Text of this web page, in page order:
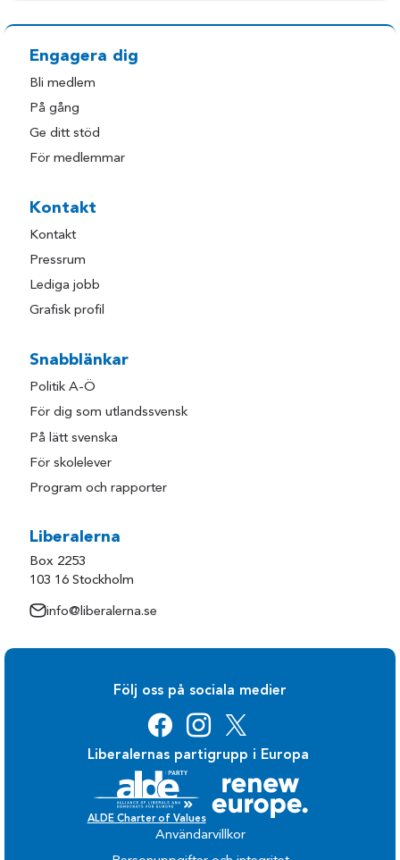
Engagera dig
Bli medlem
På gång
Ge ditt stöd
För medlemmar
Kontakt
Kontakt
Pressrum
Lediga jobb
Grafisk profil
Snabblänkar
Politik A-Ö
För dig som utlandssvensk
På lätt svenska
För skolelever
Program och rapporter
Liberalerna
Box 2253
103 16 Stockholm
info@liberalerna.se
Följ oss på sociala medier
Liberalernas partigrupp i Europa
ALDE Charter of Values
Användarvillkor